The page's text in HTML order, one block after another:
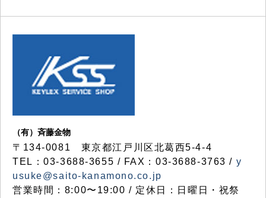
（有）斉藤金物
〒134-0081 東京都江戸川区北葛西5-4-4
TEL：03-3688-3655 / FAX：03-3688-3763 / y
usuke@saito-kanamono.co.jp
営業時間：8:00〜19:00 / 定休日：日曜日・祝祭